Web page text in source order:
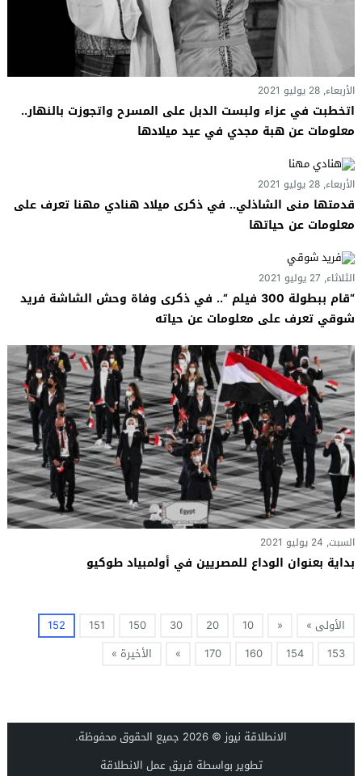
الأربعاء, 28 يوليو 2021
اتخطبت في عزاء ولبست الدبل على المسرح واتجوزت بالنهار..
معلومات عن هبة مجدي في عيد ميلادها
الأربعاء, 28 يوليو 2021
قدمتها منى الشاذلي.. في ذكرى ميلاد هنادي مهنا تعرف على
معلومات عن حياتها
الثلاثاء, 27 يوليو 2021
“قام ببطولة 300 فيلم “.. في ذكرى وفاة وحش الشاشة فريد
شوقي تعرف على معلومات عن حياته
السبت, 24 يوليو 2021
بداية بعنوان الوداع للمصريين في أولمبياد طوكيو
الأولى » «
10
20
30
150
151
152
153
154
160
170
» الأخيرة »
الانطلاقة نيوز © 2026 جميع الحقوق محفوظة.
تطوير بواسطة فريق عمل الانطلاقة